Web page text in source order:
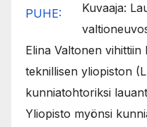
Kuvaaja:
Elina Valtonen
teknillisen yliopiston
kunniatohtoriksi
Yliopisto myönsi